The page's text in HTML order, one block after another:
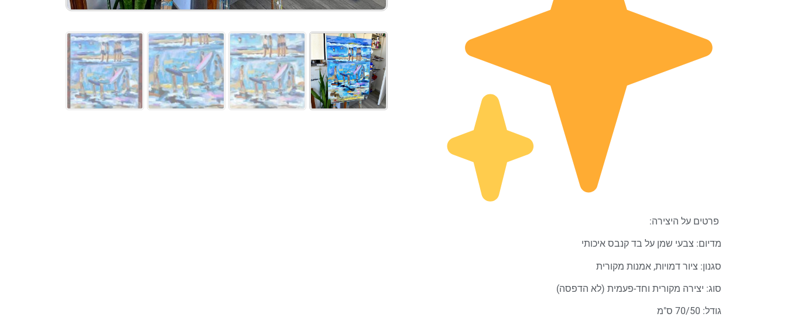
פרטים על היצירה:
מדיום: צבעי שמן על בד קנבס איכותי
סגנון: ציור דמויות, אמנות מקורית
סוג: יצירה מקורית וחד-פעמית (לא הדפסה)
גודל: 70/50 ס"מ